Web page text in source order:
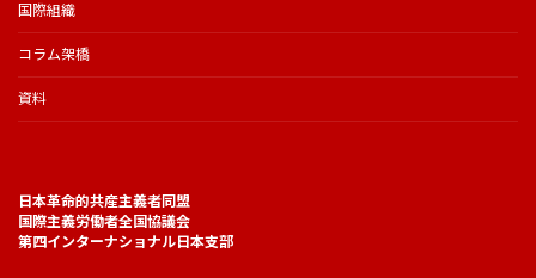
国際組織
コラム架橋
資料
日本革命的共産主義者同盟
国際主義労働者全国協議会
第四インターナショナル日本支部